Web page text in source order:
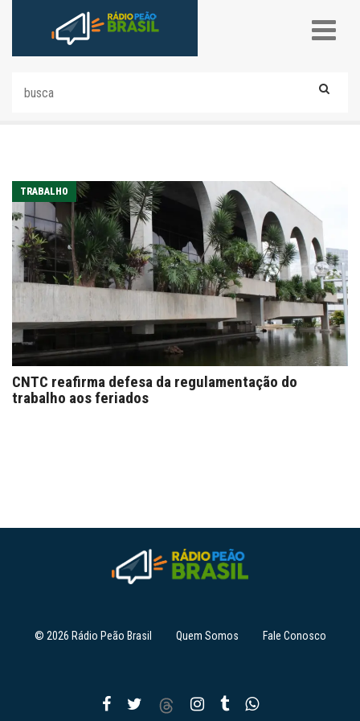
TRABALHO
CNTC reafirma defesa da regulamentação do
trabalho aos feriados
© 2026 Rádio Peão Brasil Quem Somos Fale Conosco